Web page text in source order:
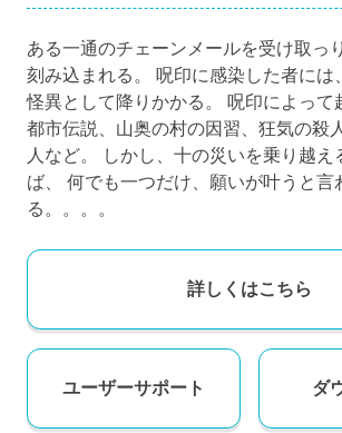
ある一通のチェーンメールを受け取っ
刻み込まれる。 呪印に感染した者には
怪異として降りかかる。 呪印によって
都市伝説、山奥の村の因習、狂気の殺
人など。 しかし、十の災いを乗り越え
ば、 何でも一つだけ、願いが叶うと言
る。。。。
詳しくはこちら
ユーザーサポート ダ